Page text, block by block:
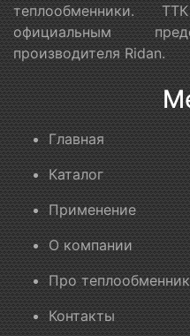
теплообменники.
официальным
производителя Ridan.
Главная
Каталог
Применение
О компании
Про
Контакты